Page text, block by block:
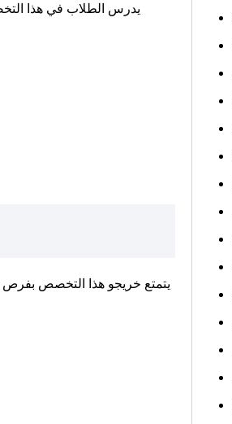
يدرس الطلاب في هذا
يتمتع خريجو هذا التخصص بفرص